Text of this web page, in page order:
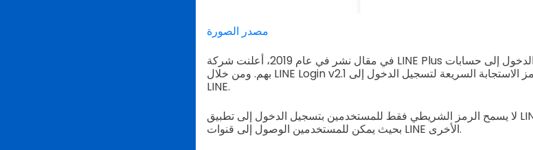
مصدر الصورة
في مقال نشر في عام 2019، أعلنت شركة LINE Plus عن طريقة جديدة لتسجيل الدخول إلى حسابات LINE الخاصة
بهم. ومن خلال LINE Login v2.1 الخاص بهم، يمكن لمستخدميهم مسح رمز الاستجابة السريعة لتسجيل الدخول إلى
LINE.
لا يسمح الرمز الشريطي فقط للمستخدمين بتسجيل الدخول إلى تطبيق LINE messenger، بل صمم أيضًا خصيصًا
بحيث يمكن للمستخدمين الوصول إلى قنوات LINE الأخرى.